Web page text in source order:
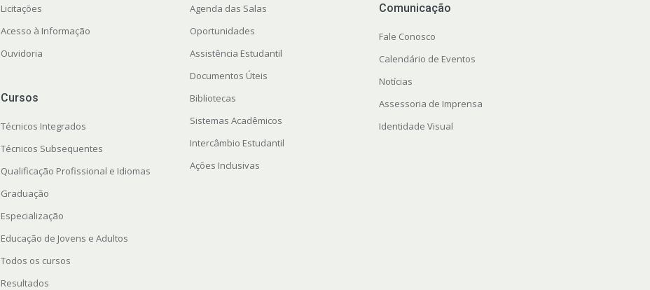
Licitações
Acesso à Informação
Ouvidoria
Cursos
Técnicos Integrados
Técnicos Subsequentes
Qualificação Profissional e Idiomas
Graduação
Especialização
Educação de Jovens e Adultos
Todos os cursos
Resultados
Agenda das Salas
Oportunidades
Assistência Estudantil
Documentos Úteis
Bibliotecas
Sistemas Acadêmicos
Intercâmbio Estudantil
Ações Inclusivas
Comunicação
Fale Conosco
Calendário de Eventos
Notícias
Assessoria de Imprensa
Identidade Visual